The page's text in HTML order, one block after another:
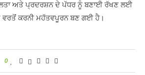
ਅਤੇ ਪ੍ਰਦਰਸ਼ਨ ਦੇ ਪੱਧਰ ਨੂੰ ਬਣਾਈ ਰੱਖਣ ਲਈ
ਵਰਤੋਂ ਕਰਨੀ ਮਹੱਤਵਪੂਰਨ ਬਣ ਗਈ ਹੈ।
0